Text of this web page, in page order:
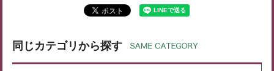
同じカテゴリから探す